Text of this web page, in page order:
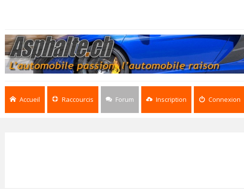
Accueil Raccourcis Forum Inscription Connexion